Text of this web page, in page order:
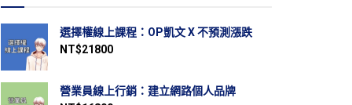
選擇權線上課程：OP凱文 X 不預測漲跌
NT$21800
營業員線上行銷：建立網路個人品牌